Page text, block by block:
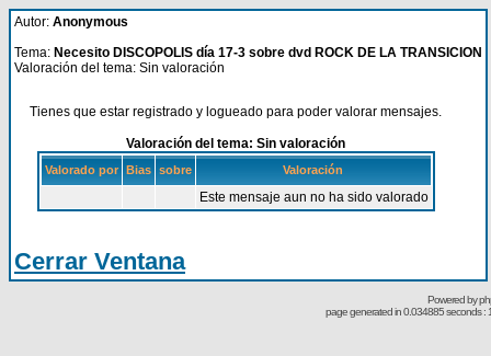
Autor: Anonymous
Tema: Necesito DISCOPOLIS día 17-3 sobre dvd ROCK DE LA TRANSICION
Valoración del tema: Sin valoración
Tienes que estar registrado y logueado para poder valorar mensajes.
Valoración del tema: Sin valoración
Valorado por Bias sobre Valoración
Este mensaje aun no ha sido valorado
Cerrar Ventana
Powered by
page generated in 0.034885 seconds :